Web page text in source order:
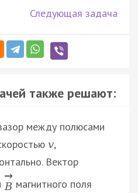
Следующая задача
также решают:
между полюсами
v,
Вектор
→
B магнитного поля